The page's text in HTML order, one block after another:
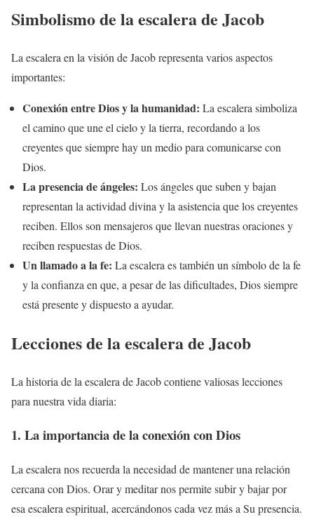
Simbolismo de la escalera de Jacob
La escalera en la visión de Jacob representa varios aspectos
importantes:
Conexión entre Dios y la humanidad: La escalera simboliza
el camino que une el cielo y la tierra, recordando a los
creyentes que siempre hay un medio para comunicarse con
Dios.
La presencia de ángeles: Los ángeles que suben y bajan
representan la actividad divina y la asistencia que los creyentes
reciben. Ellos son mensajeros que llevan nuestras oraciones y
reciben respuestas de Dios.
Un llamado a la fe: La escalera es también un símbolo de la fe
y la confianza en que, a pesar de las dificultades, Dios siempre
está presente y dispuesto a ayudar.
Lecciones de la escalera de Jacob
La historia de la escalera de Jacob contiene valiosas lecciones
para nuestra vida diaria:
1. La importancia de la conexión con Dios
La escalera nos recuerda la necesidad de mantener una relación
cercana con Dios. Orar y meditar nos permite subir y bajar por
esa escalera espiritual, acercándonos cada vez más a Su presencia.